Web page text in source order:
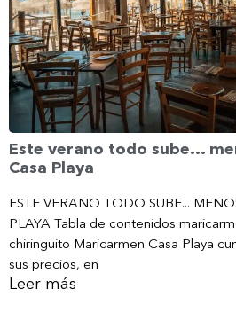
Este verano todo sube…
Casa Playa
ESTE VERANO TODO SUBE...
PLAYA Tabla de contenidos
chiringuito Maricarmen Casa Playa
sus precios, en
Leer más